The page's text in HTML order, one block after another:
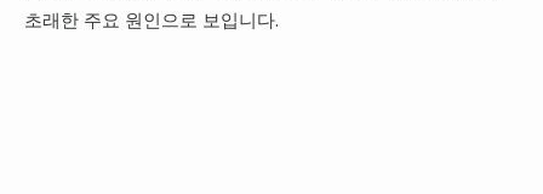
초래한 주요 원인으로 보입니다.